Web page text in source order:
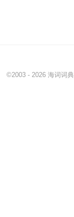
©2003 - 2026 海词词典